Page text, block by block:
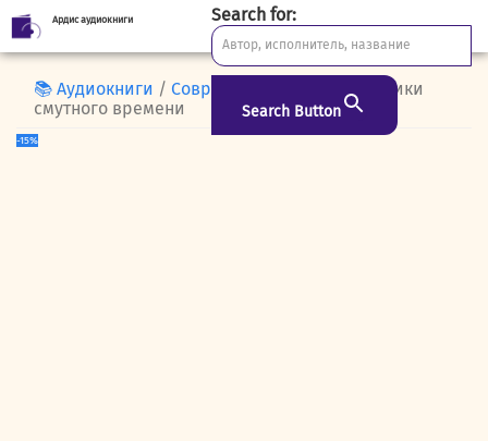
Skip
to
Ардис аудиокниги Search for:
Search Button
📚 Аудиокниги / Современная проза
/ Дачники
смутного времени
-15%